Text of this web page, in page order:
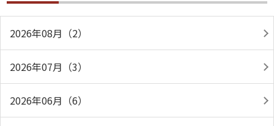
2026年08月（2）
2026年07月（3）
2026年06月（6）